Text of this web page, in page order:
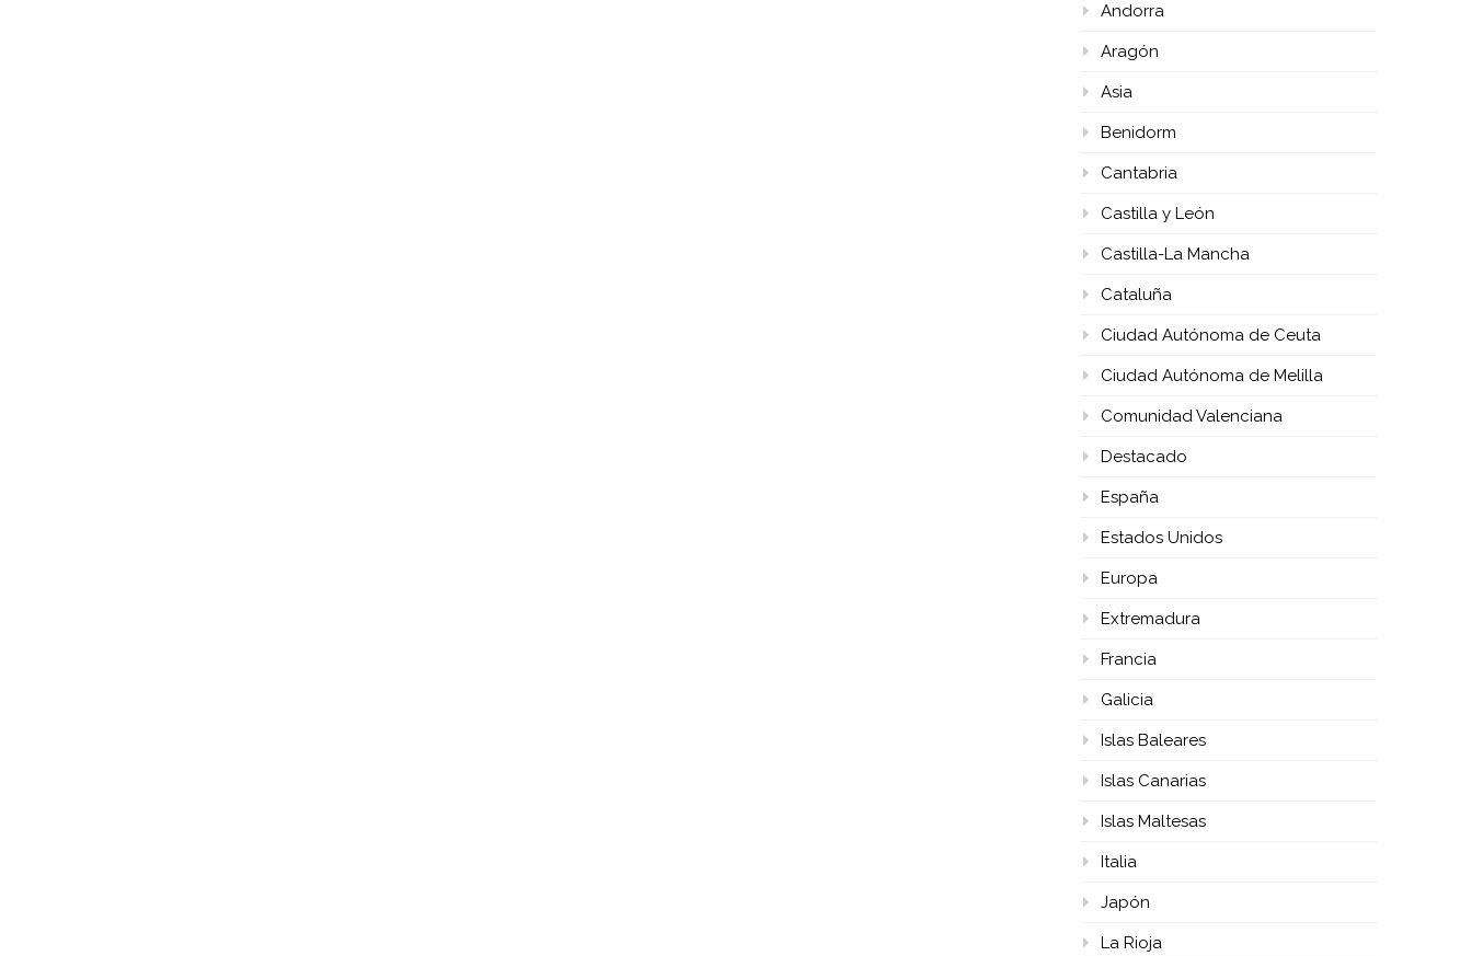
Andorra
Aragón
Asia
Benidorm
Cantabria
Castilla y León
Castilla-La Mancha
Cataluña
Ciudad Autónoma de Ceuta
Ciudad Autónoma de Melilla
Comunidad Valenciana
Destacado
España
Estados Unidos
Europa
Extremadura
Francia
Galicia
Islas Baleares
Islas Canarias
Islas Maltesas
Italia
Japón
La Rioja